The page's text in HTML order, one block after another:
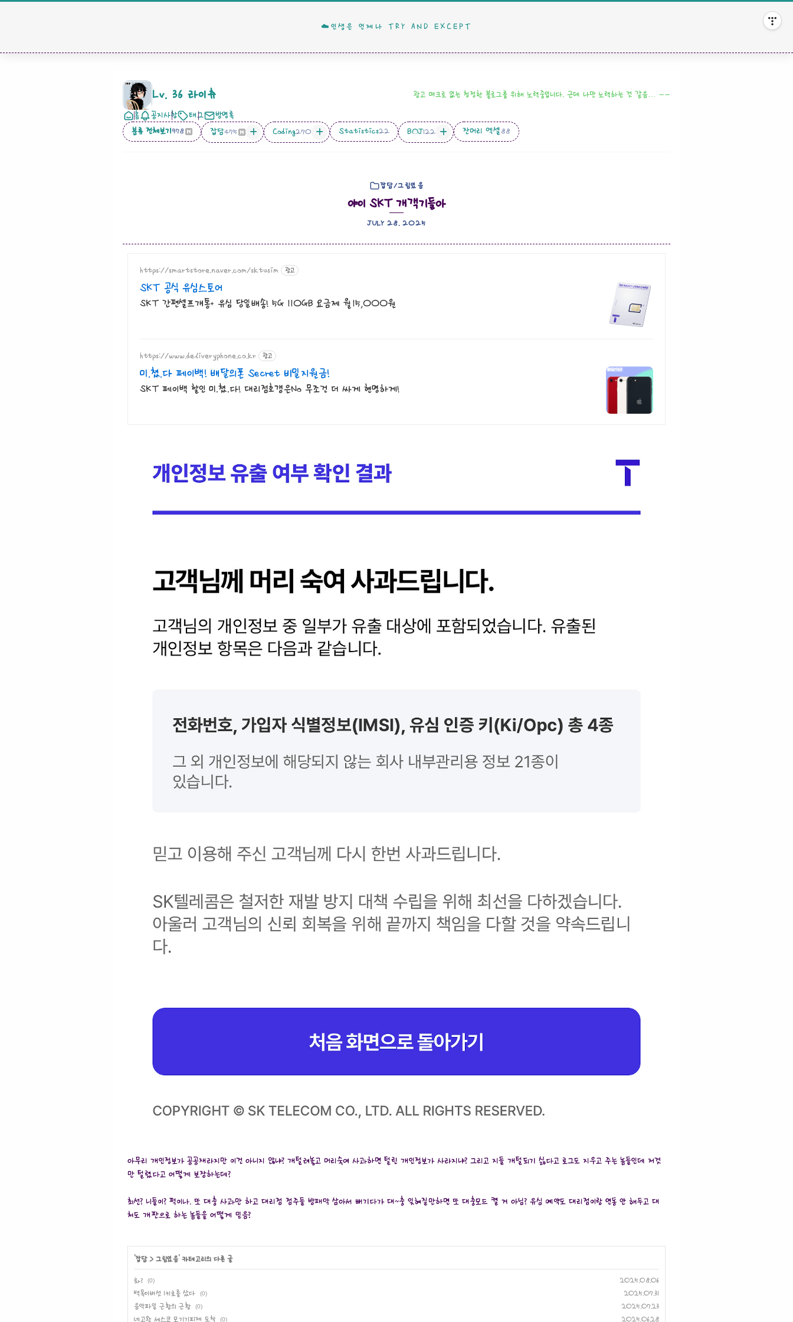
☁️인생은 언제나 TRY AND EXCEPT
Lv. 36 라이츄 광고 매크로 없는 청정한 블로그를 위해 노력중입니다. 근데 나만 노력하는 것 같음… ㅡㅡ
홈 공지사항 태그
방명록
분류 전체보기978 잡담475 Coding270 Statistics22 BOJ122 잔머리 엑셀88
잡담/그림있음
야이 SKT 개객기들아
JULY 28. 2025
https://smartstore.naver.com/sktusim 광고
SKT 공식 유심스토어
SKT 간편셀프개통+ 유심 당일배송! 5G 110GB 요금제 월15,000원
https://www.deliveryphone.co.kr 광고
미.쳤.다 페이백! 배달의폰 Secret 비밀지원금!
SKT 페이백 할인 미.쳤.다! 대리점호갱은No 무조건 더 싸게 현명하게!
아무리 개인정보가 공공재라지만 이건 아니지 않냐? 개털려놓고 머리숙여 사과하면 털린 개인정보가 사라지냐? 그리고 지들 개털되기 싫다고 로그도 지우고 주는 놈들인데 저것
만 털렸다고 어떻게 보장하는데?
최선? 니들이? 퍽이나. 또 대충 사과만 하고 대리점 점주들 방패막 삼아서 뻐기다가 대~충 잊혀질만하면 또 대충모드 켤 거 아님? 유심 예약도 대리점이랑 연동 안 해두고 대
처도 개판으로 하는 놈들을 어떻게 믿음?
'잡담> 그림있음' 카테고리의 다른 글
롸?
(0) 2025.08.06
백목이버섯 1키로를 샀다 (0) 2025.07.31
음악파일 근황의 근황 (0) 2025.07.23
네고왕 세스코 모기기피제 도착 (0) 2025.06.28